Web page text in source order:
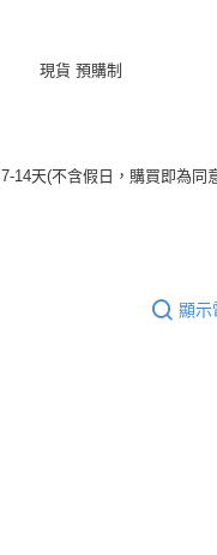
現貨 預購制
14天(不含假日，購買即為同
顯示